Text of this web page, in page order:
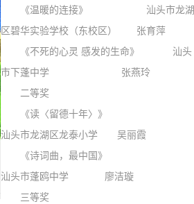
《温暖的连接》 汕头市龙湖
区碧华实验学校（东校区） 张育萍
《不死的心灵 感发的生命》 汕头
市下蓬中学 张燕玲
二等奖
《读〈留德十年〉》
汕头市龙湖区龙泰小学 吴丽霞
《诗词曲，最中国》
汕头市蓬鸥中学 廖洁璇
三等奖